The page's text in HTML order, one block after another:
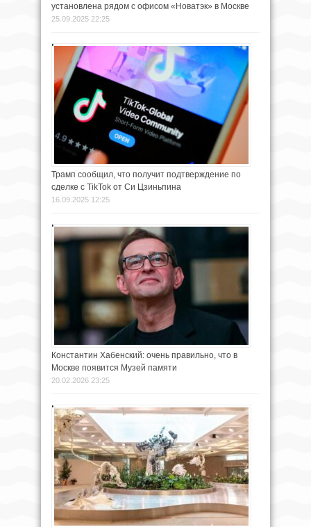
установлена рядом с офисом «Новатэк» в Москве
25.09.2025 22:25
Трамп сообщил, что получит подтверждение по
сделке с TikTok от Си Цзиньпина
16.09.2025 12:25
Константин Хабенский: очень правильно, что в
Москве появится Музей памяти
20.02.2026 23:25